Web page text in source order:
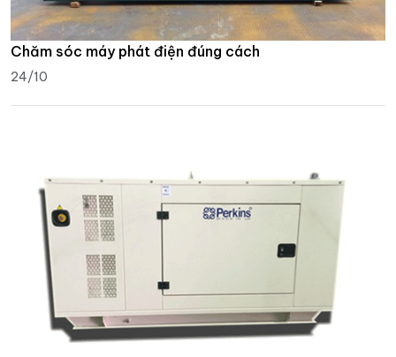
Chăm sóc máy phát điện đúng cách
24/10